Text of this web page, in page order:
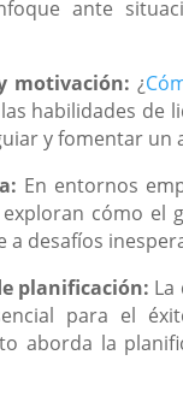
ante
motivación:¿
habilidades de
y fomentar
En entornos
exploran cómo
desafíos
planificación: La
para el
aborda la